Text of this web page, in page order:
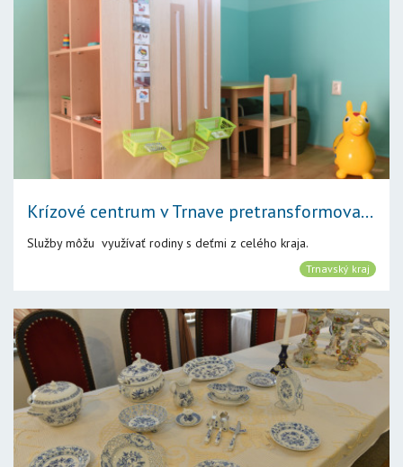
Krízové centrum v Trnave pretransformova...
Služby môžu využívať rodiny s deťmi z celého kraja.
Trnavský kraj